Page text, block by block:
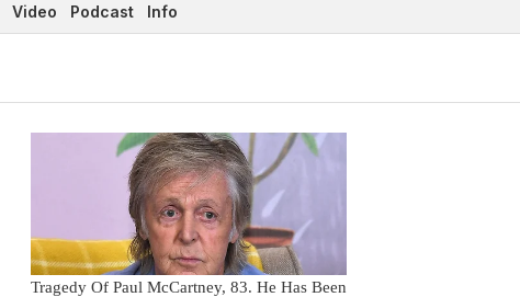
Video Podcast Info